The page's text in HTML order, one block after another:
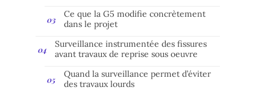
Ce que la G5 modifie concrètement
dans le projet
Surveillance instrumentée des fissures
avant travaux de reprise sous oeuvre
Quand la surveillance permet d’éviter
des travaux lourds